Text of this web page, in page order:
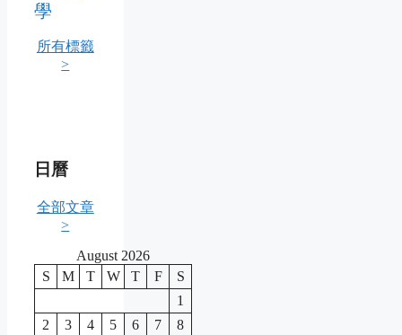
學
所有標籤
>
日曆
全部文章
>
August 2026
S
M T W T F
S
1
2
3 4 5 6 7 8